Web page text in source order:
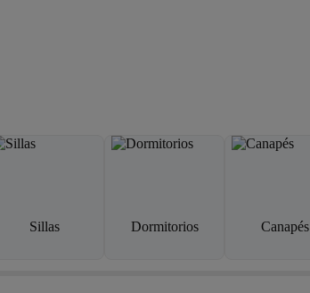
Sillas Dormitorios Canapés